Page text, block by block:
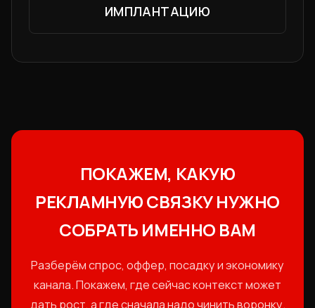
ИМПЛАНТАЦИЮ
ПОКАЖЕМ, КАКУЮ
РЕКЛАМНУЮ СВЯЗКУ НУЖНО
СОБРАТЬ ИМЕННО ВАМ
Разберём спрос, оффер, посадку и экономику
канала. Покажем, где сейчас контекст может
дать рост, а где сначала надо чинить воронку.